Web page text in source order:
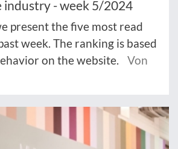
industry - week 5/2024
present the five most read
week. The ranking is based
on the website.
Von